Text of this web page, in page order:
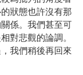
狀態也許沒有那
係。我們甚至可
對悲觀的論調。
我們稍後再回來